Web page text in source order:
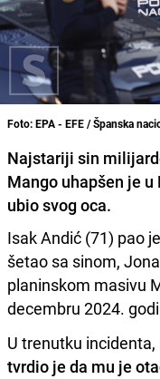
Foto: EPA - EFE / Španska
Najstariji sin
Mango uhapšen je
ubio svog oca.
Isak Andić (71) pao
šetao sa sinom,
planinskom masivu
decembru 2024.
U trenutku incidenta,
tvrdio je da mu je